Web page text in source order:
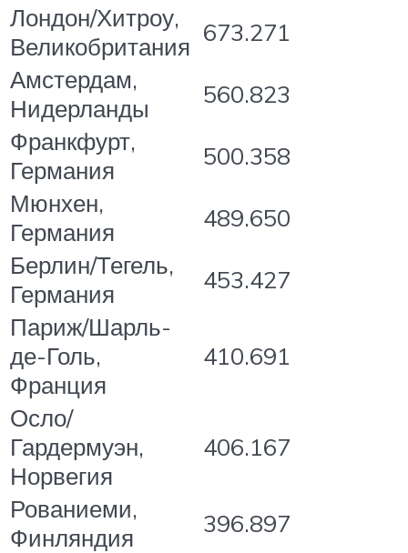
Лондон/Хитроу,
Великобритания 673.271
Амстердам,
Нидерланды
560.823
Франкфурт,
Германия
500.358
Мюнхен,
Германия
489.650
Берлин/Тегель,
Германия
453.427
Париж/Шарль-
де-Голь,
Франция
410.691
Осло/
Гардермуэн,
Норвегия
406.167
Рованиеми,
Финляндия
396.897